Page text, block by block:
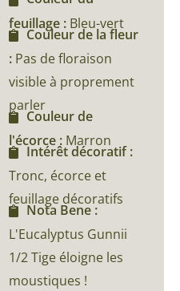
feuillage : Bleu-vert
Couleur de la fleur
: Pas de floraison
visible à proprement
parler
Couleur de
l'écorce : Marron
Intérêt décoratif :
Tronc, écorce et
feuillage décoratifs
Nota Bene :
L'Eucalyptus Gunnii
1/2 Tige éloigne les
moustiques !